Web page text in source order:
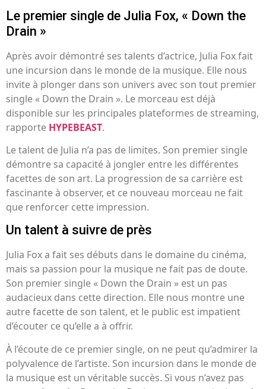
Le premier single de Julia Fox, « Down the
Drain »
Après avoir démontré ses talents d’actrice, Julia Fox fait
une incursion dans le monde de la musique. Elle nous
invite à plonger dans son univers avec son tout premier
single « Down the Drain ». Le morceau est déjà
disponible sur les principales plateformes de streaming,
rapporte HYPEBEAST.
Le talent de Julia n’a pas de limites. Son premier single
démontre sa capacité à jongler entre les différentes
facettes de son art. La progression de sa carrière est
fascinante à observer, et ce nouveau morceau ne fait
que renforcer cette impression.
Un talent à suivre de près
Julia Fox a fait ses débuts dans le domaine du cinéma,
mais sa passion pour la musique ne fait pas de doute.
Son premier single « Down the Drain » est un pas
audacieux dans cette direction. Elle nous montre une
autre facette de son talent, et le public est impatient
d’écouter ce qu’elle a à offrir.
À l’écoute de ce premier single, on ne peut qu’admirer la
polyvalence de l’artiste. Son incursion dans le monde de
la musique est un véritable succès. Si vous n’avez pas